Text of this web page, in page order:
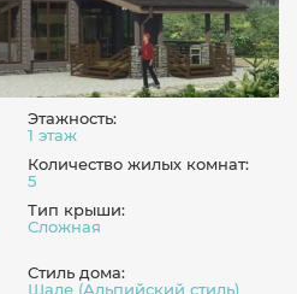
Этажность:
1 этаж
Количество жилых комнат:
5
Тип крыши:
Сложная
Стиль дома:
Шале (Альпийский стиль)